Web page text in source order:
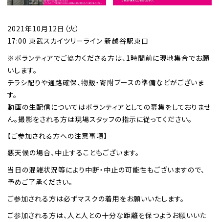
2021年10月12日（火）
17:00 東武スカイツリーライン 新越谷駅東口
※ボランティアでご協力くださる方は、1時間前に現地集合でお願
いします。
チラシ配りや通路確保、物販・寄附ブースの準備などがございま
す。
動画の生配信についてはボランティアとしての募集をしておりませ
ん。撮影をされる方は現場スタッフの指示に従ってください。
【ご参加される方への注意事項】
悪天候の場合、中止することもございます。
当日の混雑状況等により中断・中止の可能性もございますので、
予めご了承ください。
ご参加される方は必ずマスクの着用をお願いいたします。
ご参加される方は、人と人との十分な距離を保つようお願いいた